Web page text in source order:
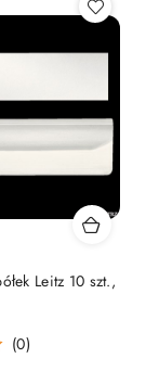
Leitz 10 szt.,
(0)